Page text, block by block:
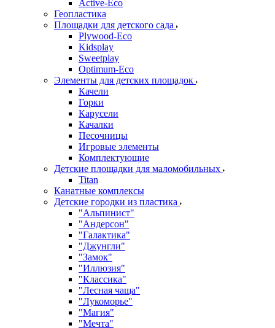
Active-Eco
Геопластика
Площадки для детского сада
Plywood-Eco
Kidsplay
Sweetplay
Оptimum-Еco
Элементы для детских площадок
Качели
Горки
Карусели
Качалки
Песочницы
Игровые элементы
Комплектующие
Детские площадки для маломобильных
Titan
Канатные комплексы
Детские городки из пластика
"Альпинист"
"Андерсон"
"Галактика"
"Джунгли"
"Замок"
"Иллюзия"
"Классика"
"Лесная чаща"
"Лукоморье"
"Магия"
"Мечта"